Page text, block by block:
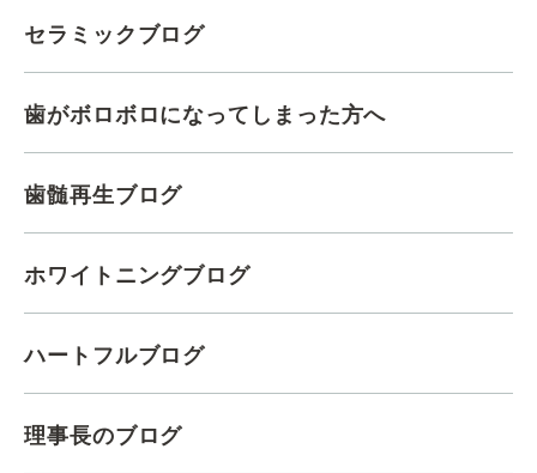
セラミックブログ
歯がボロボロになってしまった方へ
歯髄再生ブログ
ホワイトニングブログ
ハートフルブログ
理事長のブログ